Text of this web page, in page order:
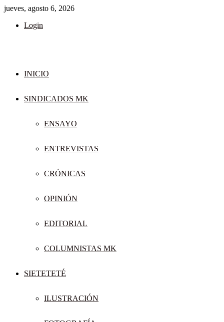
jueves, agosto 6, 2026
Login
INICIO
SINDICADOS MK
ENSAYO
ENTREVISTAS
CRÓNICAS
OPINIÓN
EDITORIAL
COLUMNISTAS MK
SIETETETÉ
ILUSTRACIÓN